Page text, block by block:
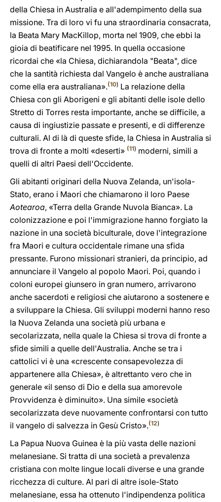
della Chiesa in Australia e all'adempimento della sua
missione. Tra di loro vi fu una straordinaria consacrata,
la Beata Mary MacKillop, morta nel 1909, che ebbi la
gioia di beatificare nel 1995. In quella occasione
ricordai che «la Chiesa, dichiarandola "Beata", dice
che la santità richiesta dal Vangelo è anche australiana
come ella era australiana».(10) La relazione della
Chiesa con gli Aborigeni e gli abitanti delle isole dello
Stretto di Torres resta importante, anche se difficile, a
causa di ingiustizie passate e presenti, e di differenze
culturali. Al di là di queste sfide, la Chiesa in Australia si
trova di fronte a molti «deserti» (11) moderni, simili a
quelli di altri Paesi dell'Occidente.
Gli abitanti originari della Nuova Zelanda, un'isola-
Stato, erano i Maori che chiamarono il loro Paese
Aotearoa, «Terra della Grande Nuvola Bianca». La
colonizzazione e poi l'immigrazione hanno forgiato la
nazione in una società biculturale, dove l'integrazione
fra Maori e cultura occidentale rimane una sfida
pressante. Furono missionari stranieri, da principio, ad
annunciare il Vangelo al popolo Maori. Poi, quando i
coloni europei giunsero in gran numero, arrivarono
anche sacerdoti e religiosi che aiutarono a sostenere e
a sviluppare la Chiesa. Gli sviluppi moderni hanno reso
la Nuova Zelanda una società più urbana e
secolarizzata, nella quale la Chiesa si trova di fronte a
sfide simili a quelle dell'Australia. Anche se tra i
cattolici vi è una «crescente consapevolezza di
appartenere alla Chiesa», è altrettanto vero che in
generale «il senso di Dio e della sua amorevole
Provvidenza è diminuito». Una simile «società
secolarizzata deve nuovamente confrontarsi con tutto
il vangelo di salvezza in Gesù Cristo».(12)
La Papua Nuova Guinea è la più vasta delle nazioni
melanesiane. Si tratta di una società a prevalenza
cristiana con molte lingue locali diverse e una grande
ricchezza di culture. Al pari di altre isole-Stato
melanesiane, essa ha ottenuto l'indipendenza politica